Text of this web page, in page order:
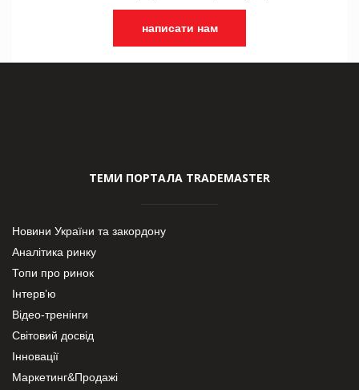
написати нам
ТЕМИ ПОРТАЛА TRADEMASTER
Новини України та закордону
Аналітика ринку
Топи про ринок
Інтерв’ю
Відео-тренінги
Світовий досвід
Інновації
Маркетинг&Продажі